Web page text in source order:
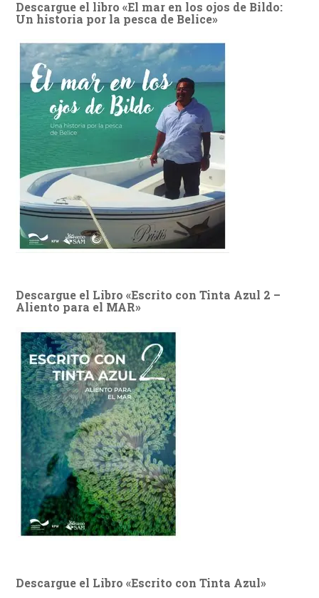
Descargue el libro «El mar en los ojos de Bildo:
Un historia por la pesca de Belice»
Descargue el Libro «Escrito con Tinta Azul 2 –
Aliento para el MAR»
Descargue el Libro «Escrito con Tinta Azul»